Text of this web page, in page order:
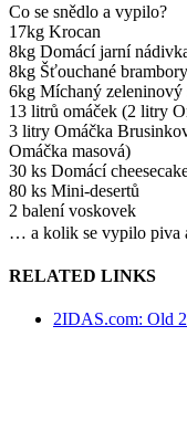
Co se snědlo a vypilo?
17kg Krocan
8kg Domácí jarní
8kg Šťouchané
6kg Míchaný zeleninový
13 litrů omáček (2 litry
3 litry Omáčka
Omáčka masová)
30 ks Domácí
80 ks Mini-desertů
2 balení voskovek
… a kolik se vypilo piva
RELATED LINKS
2IDAS.com: Old